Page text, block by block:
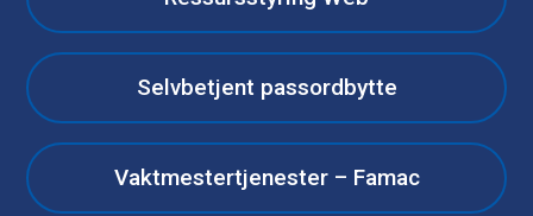
Selvbetjent passordbytte
Vaktmestertjenester – Famac